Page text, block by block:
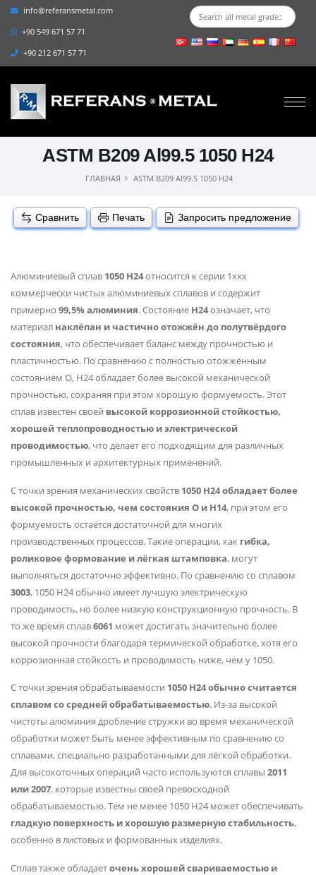
info@referansmetal.com
+90 549 671 57 71
+90 212 671 57 71
ASTM B209 Al99.5 1050 H24
ГЛАВНАЯ ASTM B209 Al99.5 1050 H24
Сравнить Печать Запросить предложение
Алюминиевый сплав 1050 H24относится к серии 1xxx
коммерчески чистых алюминиевых сплавов и содержит
примерно 99,5% алюминия. Состояние H24означает, что
материал наклёпан и частично отожжён до полутвёрдого
состояния, что обеспечивает баланс между прочностью и
пластичностью. По сравнению с полностью отожжённым
состоянием O, H24 обладает более высокой механической
прочностью, сохраняя при этом хорошую формуемость. Этот
сплав известен своей высокой коррозионной стойкостью,
хорошей теплопроводностью и электрической
проводимостью, что делает его подходящим для различных
промышленных и архитектурных применений.
С точки зрения механических свойств 1050 H24 обладает более
высокой прочностью, чем состояния O и H14, при этом его
формуемость остаётся достаточной для многих
производственных процессов. Такие операции, как гибка,
роликовое формование и лёгкая штамповка, могут
выполняться достаточно эффективно. По сравнению со сплавом
3003, 1050 H24 обычно имеет лучшую электрическую
проводимость, но более низкую конструкционную прочность. В
то же время сплав6061 может достигать значительно более
высокой прочности благодаря термической обработке, хотя его
коррозионная стойкость и проводимость ниже, чем у 1050.
С точки зрения обрабатываемости 1050 H24 обычно считается
сплавом со средней обрабатываемостью. Из-за высокой
чистоты алюминия дробление стружки во время механической
обработки может быть менее эффективным по сравнению со
сплавами, специально разработанными для лёгкой обработки.
Для высокоточных операций часто используются сплавы 2011
или 2007, которые известны своей превосходной
обрабатываемостью. Тем не менее 1050 H24 может обеспечивать
гладкую поверхность и хорошую размерную стабильность,
особенно в листовых и формованных изделиях.
Сплав также обладаеточень хорошей свариваемостью и